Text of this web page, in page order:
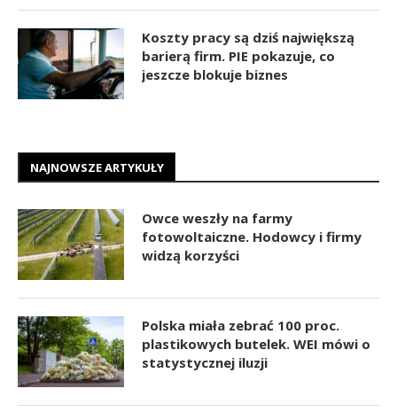
Koszty pracy są dziś największą
barierą firm. PIE pokazuje, co
jeszcze blokuje biznes
NAJNOWSZE ARTYKUŁY
Owce weszły na farmy
fotowoltaiczne. Hodowcy i firmy
widzą korzyści
Polska miała zebrać 100 proc.
plastikowych butelek. WEI mówi o
statystycznej iluzji